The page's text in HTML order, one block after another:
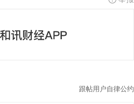
跟帖用户自律公约